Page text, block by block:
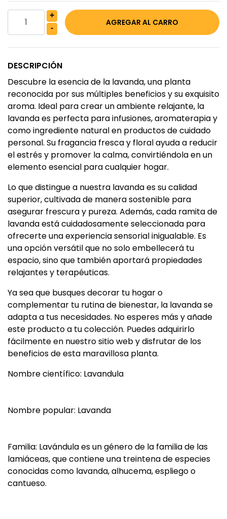
+
-
DESCRIPCIÓN
Descubre la esencia de la lavanda, una planta
reconocida por sus múltiples beneficios y su exquisito
aroma. Ideal para crear un ambiente relajante, la
lavanda es perfecta para infusiones, aromaterapia y
como ingrediente natural en productos de cuidado
personal. Su fragancia fresca y floral ayuda a reducir
el estrés y promover la calma, convirtiéndola en un
elemento esencial para cualquier hogar.
Lo que distingue a nuestra lavanda es su calidad
superior, cultivada de manera sostenible para
asegurar frescura y pureza. Además, cada ramita de
lavanda está cuidadosamente seleccionada para
ofrecerte una experiencia sensorial inigualable. Es
una opción versátil que no solo embellecerá tu
espacio, sino que también aportará propiedades
relajantes y terapéuticas.
Ya sea que busques decorar tu hogar o
complementar tu rutina de bienestar, la lavanda se
adapta a tus necesidades. No esperes más y añade
este producto a tu colección. Puedes adquirirlo
fácilmente en nuestro sitio web y disfrutar de los
beneficios de esta maravillosa planta.
Nombre científico: Lavandula
Nombre popular: Lavanda
Familia: Lavándula es un género de la familia de las
lamiáceas, que contiene una treintena de especies
conocidas como lavanda, alhucema, espliego o
cantueso.